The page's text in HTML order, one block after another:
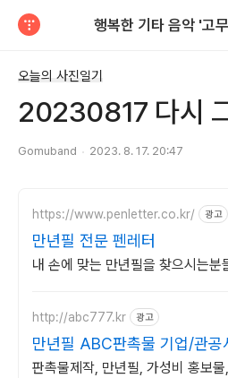
오늘의 사진일기
20230817 다시
Gomuband 2023. 8. 17. 20:47
https://www.penletter.co.kr/ 광고
만년필 전문 펜레터
내 손에 맞는 만년필을 찾으시는분
http://abc777.kr 광고
만년필 ABC판촉물 기업/관공
제
판촉물제작, 만년필, 가성비 홍보